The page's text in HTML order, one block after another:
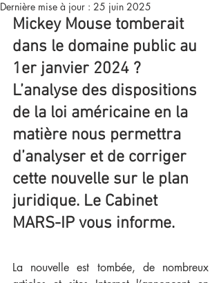
Dernière mise à jour : 25 juin 2025
Mickey Mouse tomberait
dans le domaine public au
1er janvier 2024 ?
L’analyse des dispositions
de la loi américaine en la
matière nous permettra
d’analyser et de corriger
cette nouvelle sur le plan
juridique. Le Cabinet
MARS-IP vous informe.
La nouvelle est tombée, de nombreux